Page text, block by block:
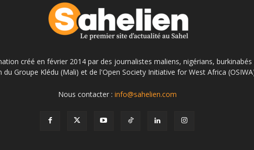
créé en février 2014 par des journalistes maliens, nigérians,
du Groupe Klédu (Mali) et de l'Open Society Initiative for West Africa
Nous contacter : info@sahelien.com